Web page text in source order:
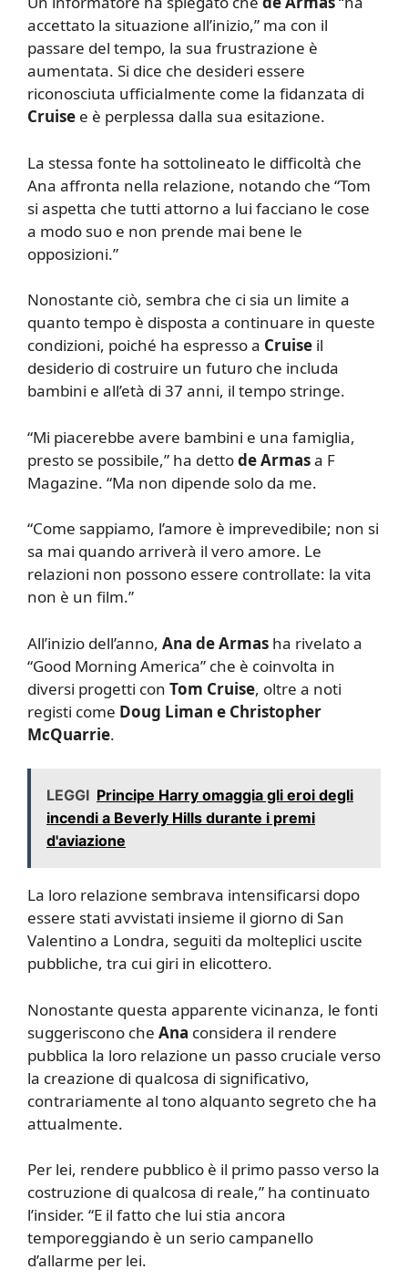
accettato la situazione all’inizio,” ma con il
passare del tempo, la sua frustrazione è
aumentata. Si dice che desideri essere
riconosciuta ufficialmente come la fidanzata di
Cruise e è perplessa dalla sua esitazione.
La stessa fonte ha sottolineato le difficoltà che
Ana affronta nella relazione, notando che “Tom
si aspetta che tutti attorno a lui facciano le cose
a modo suo e non prende mai bene le
opposizioni.”
Nonostante ciò, sembra che ci sia un limite a
quanto tempo è disposta a continuare in queste
condizioni, poiché ha espresso a Cruise il
desiderio di costruire un futuro che includa
bambini e all’età di 37 anni, il tempo stringe.
“Mi piacerebbe avere bambini e una famiglia,
presto se possibile,” ha dettode Armasa F
Magazine. “Ma non dipende solo da me.
“Come sappiamo, l’amore è imprevedibile; non si
sa mai quando arriverà il vero amore. Le
relazioni non possono essere controllate: la vita
non è un film.”
All’inizio dell’anno, Ana de Armas ha rivelato a
“Good Morning America” che è coinvolta in
diversi progetti con Tom Cruise, oltre a noti
registi come Doug Liman e Christopher
McQuarrie.
LEGGI Principe Harry omaggia gli eroi degli
incendi a Beverly Hills durante i premi
d'aviazione
La loro relazione sembrava intensificarsi dopo
essere stati avvistati insieme il giorno di San
Valentino a Londra, seguiti da molteplici uscite
pubbliche, tra cui giri in elicottero.
Nonostante questa apparente vicinanza, le fonti
suggeriscono che Ana considera il rendere
pubblica la loro relazione un passo cruciale verso
la creazione di qualcosa di significativo,
contrariamente al tono alquanto segreto che ha
attualmente.
Per lei, rendere pubblico è il primo passo verso la
costruzione di qualcosa di reale,” ha continuato
l’insider. “E il fatto che lui stia ancora
temporeggiando è un serio campanello
d’allarme per lei.